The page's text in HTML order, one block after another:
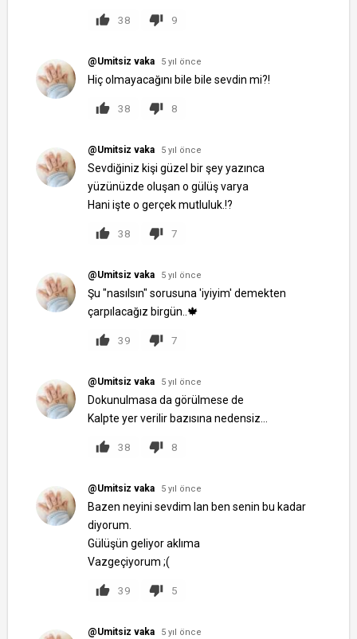
38 9
@Umitsiz vaka 5 yıl önce
Hiç olmayacağını bile bile sevdin mi?!
38 8
@Umitsiz vaka 5 yıl önce
Sevdiğiniz kişi güzel bir şey yazınca
yüzünüzde oluşan o gülüş varya
Hani işte o gerçek mutluluk.!?
38 7
@Umitsiz vaka 5 yıl önce
Şu "nasılsın" sorusuna 'iyiyim' demekten
çarpılacağız birgün..🍁
39 7
@Umitsiz vaka 5 yıl önce
Dokunulmasa da görülmese de
Kalpte yer verilir bazısına nedensiz...
38 8
@Umitsiz vaka 5 yıl önce
Bazen neyini sevdim lan ben senin bu kadar
diyorum.
Gülüşün geliyor aklıma
Vazgeçiyorum ;(
39 5
@Umitsiz vaka 5 yıl önce